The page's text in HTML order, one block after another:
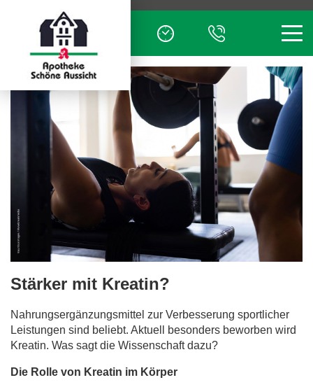
Stärker mit Kreatin?
Nahrungsergänzungsmittel zur Verbesserung sportlicher
Leistungen sind beliebt. Aktuell besonders beworben wird
Kreatin. Was sagt die Wissenschaft dazu?
Die Rolle von Kreatin im Körper